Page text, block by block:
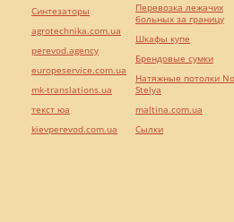
Синтезаторы
agrotechnika.com.ua
perevod.agency
europeservice.com.ua
mk-translations.ua
текст юа
kievperevod.com.ua
Перевозка лежачих
больных за границу
Шкафы купе
Брендовые сумки
Натяжные потолки
Stelya
maltina.com.ua
Cылки